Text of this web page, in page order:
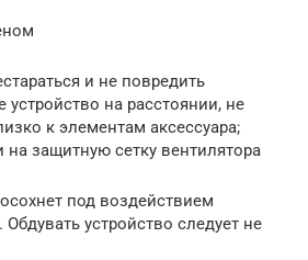
и не повредить
устройство на расстоянии, не
к элементам аксессуара;
защитную сетку вентилятора
под воздействием
устройство следует не